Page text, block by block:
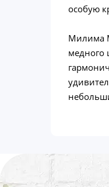
особую
Милима
медного